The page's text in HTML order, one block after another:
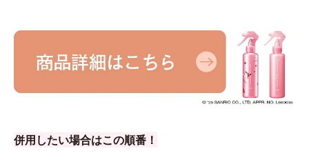
併用したい場合はこの順番！